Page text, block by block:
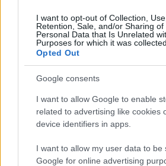
I want to opt-out of Collection, Use,
Retention, Sale, and/or Sharing of
Personal Data that Is Unrelated
Purposes for which it was collected.
Opted Out
Google consents
I want to allow Google to enable
related to advertising like cookies
device identifiers in apps.
I want to allow my user data to be
Google for online advertising